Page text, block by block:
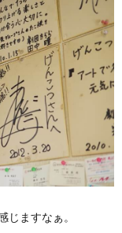
ますなぁ。